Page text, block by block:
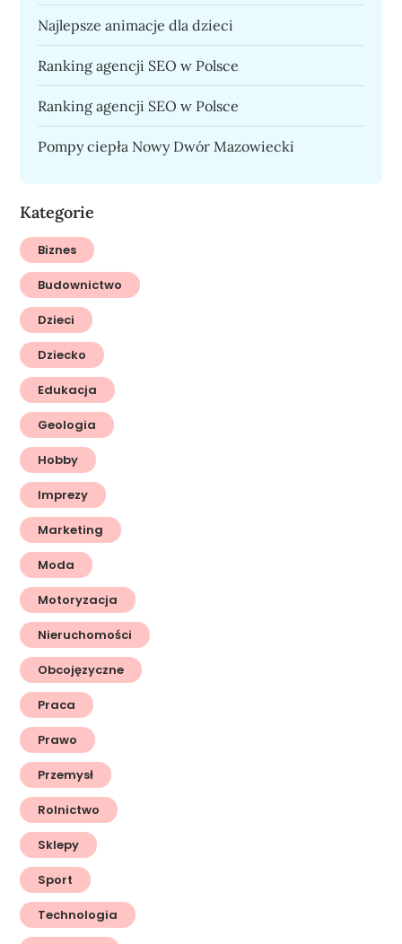
Najlepsze animacje dla dzieci
Ranking agencji SEO w Polsce
Ranking agencji SEO w Polsce
Pompy ciepła Nowy Dwór Mazowiecki
Kategorie
Biznes
Budownictwo
Dzieci
Dziecko
Edukacja
Geologia
Hobby
Imprezy
Marketing
Moda
Motoryzacja
Nieruchomości
Obcojęzyczne
Praca
Prawo
Przemysł
Rolnictwo
Sklepy
Sport
Technologia